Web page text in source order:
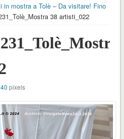
in mostra a Tolè – Da visitare! Fino
38 artisti_022
pixels